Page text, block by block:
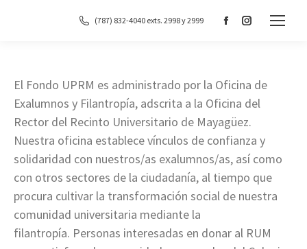
(787) 832-4040 exts. 2998 y 2999
Facebook
in
new
window
Instagram
in
new
window
El Fondo UPRM es administrado por la Oficina de
Exalumnos y Filantropía, adscrita a la Oficina del
Rector del Recinto Universitario de Mayagüez.
Nuestra oficina establece vínculos de confianza y
solidaridad ​con nuestros/as exalumnos/as, así como
con otros sectores de la ciudadanía, al tiempo que
procura cultivar la transformación social de nuestra
comunidad universitaria mediante la
filantropía. Personas interesadas en donar al RUM